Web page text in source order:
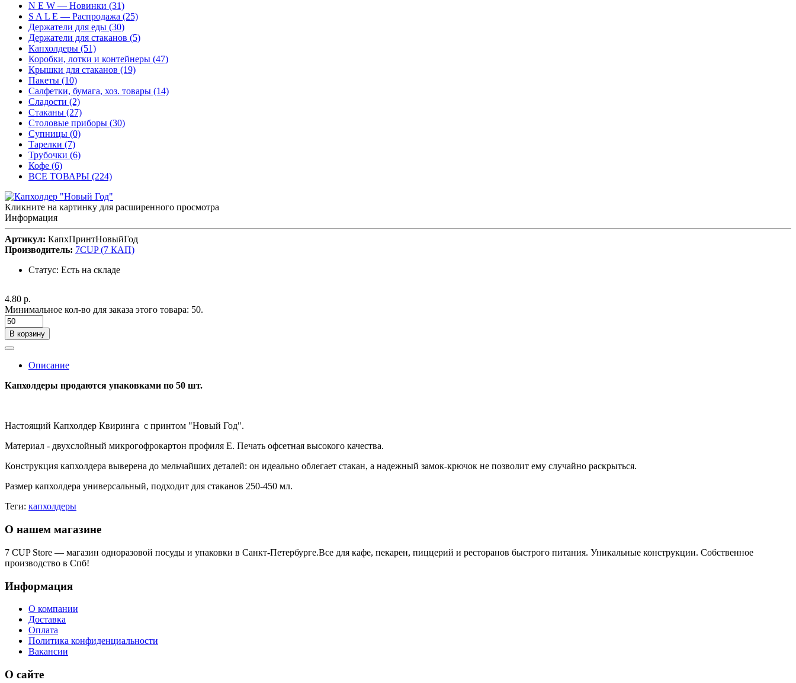
N E W — Новинки (31)
S A L E — Распродажа (25)
Держатели для еды (30)
Держатели для стаканов (5)
Капхолдеры (51)
Коробки, лотки и контейнеры (47)
Крышки для стаканов (19)
Пакеты (10)
Салфетки, бумага, хоз. товары (14)
Сладости (2)
Стаканы (27)
Столовые приборы (30)
Супницы (0)
Тарелки (7)
Трубочки (6)
Кофе (6)
ВСЕ ТОВАРЫ (224)
Кликните на картинку для расширенного просмотра
Информация
Артикул: КапхПринтНовыйГод
Производитель: 7CUP (7 КАП)
Статус: Есть на складе
4.80 р.
Минимальное кол-во для заказа этого товара: 50.
В корзину
Описание
Капхолдеры продаются упаковками по 50 шт.
Настоящий Капхолдер Квиринга с принтом "Новый Год".
Материал - двухслойный микрогофрокартон профиля Е. Печать офсетная высокого качества.
Конструкция капхолдера выверена до мельчайших деталей: он идеально облегает стакан, а надежный замок-крючок не позволит ему случайно раскрыться.
Размер капхолдера универсальный, подходит для стаканов 250-450 мл.
Теги: капхолдеры
О нашем магазине
7 CUP Store — магазин одноразовой посуды и упаковки в Санкт-Петербурге.Все для кафе, пекарен, пиццерий и ресторанов быстрого питания. Уникальные конструкции. Собственное
производство в Спб!
Информация
О компании
Доставка
Оплата
Политика конфиденциальности
Вакансии
О сайте